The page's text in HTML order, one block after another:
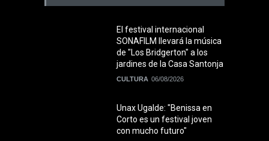
El festival internacional
SONAFILM llevará la música
de "Los Bridgerton" a los
jardines de la Casa Santonja
CULTURA 06/08/2026
Unax Ugalde: "Benissa en
Corto es un festival joven
con mucho futuro"